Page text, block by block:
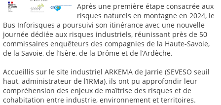
Après une première étape consacrée aux
risques naturels en montagne en 2024, le
Bus Inforisques a poursuivi son itinérance avec une nouvelle
journée dédiée aux risques industriels, réunissant près de 50
commissaires enquêteurs des compagnies de la Haute-Savoie,
de la Savoie, de l’Isère, de la Drôme et de l’Ardèche.
Accueillis sur le site industriel ARKEMA de Jarrie (SEVESO seuil
haut, administrateur de l’IRMa), ils ont pu approfondir leur
compréhension des enjeux de maîtrise des risques et de
cohabitation entre industrie, environnement et territoires.